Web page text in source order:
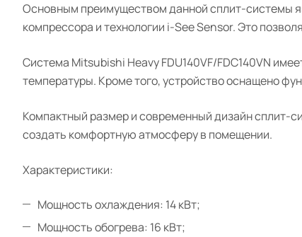
Основным преимуществом данной сплит-системы
компрессора и технологии i-See Sensor. Это
Система Mitsubishi Heavy FDU140VF/FDC140VN
температуры. Кроме того, устройство оснащено
Компактный размер и современный дизайн сплит-
создать комфортную атмосферу в помещении.
Характеристики:
Мощность охлаждения: 14 кВт;
Мощность обогрева: 16 кВт;